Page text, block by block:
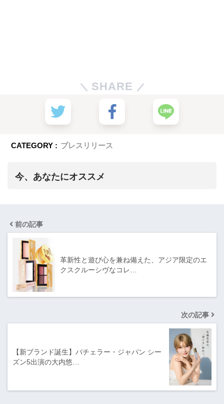
SHARE
CATEGORY : プレスリリース
今、あなたにオススメ
前の記事
革新性と遊び心を兼ね備えた、アジア限定のエ
クスクルーシヴなコレ…
次の記事
【新ブランド誕生】バチェラー・ジャパン シー
ズン5出演の大内悠…